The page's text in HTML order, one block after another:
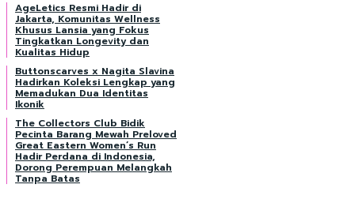
AgeLetics Resmi Hadir di
Jakarta, Komunitas Wellness
Khusus Lansia yang Fokus
Tingkatkan Longevity dan
Kualitas Hidup
Buttonscarves x Nagita Slavina
Hadirkan Koleksi Lengkap yang
Memadukan Dua Identitas
Ikonik
The Collectors Club Bidik
Pecinta Barang Mewah Preloved
Great Eastern Women’s Run
Hadir Perdana di Indonesia,
Dorong Perempuan Melangkah
Tanpa Batas